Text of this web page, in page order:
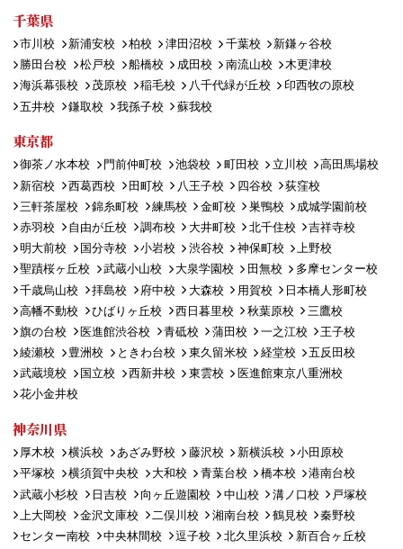
千葉県
市川校 新浦安校 柏校 津田沼校 千葉校
新鎌ヶ谷校
勝田台校
松戸校 船橋校 成田校 南流山校
木更津校
海浜幕張校
茂原校 稲毛校 八千代緑が丘校
印西牧の原校
五井校
鎌取校 我孫子校 蘇我校
東京都
御茶ノ水本校 門前仲町校 池袋校 町田校 立川校
高田馬場校
新宿校
西葛西校 田町校 八王子校 四谷校
荻窪校
三軒茶屋校
錦糸町校 練馬校 金町校 巣鴨校
成城学園前校
赤羽校
自由が丘校 調布校 大井町校 北千住校
吉祥寺校
明大前校
国分寺校 小岩校 渋谷校 神保町校
上野校
聖蹟桜ヶ丘校
武蔵小山校 大泉学園校 田無校
多摩センター校
千歳烏山校
拝島校 府中校 大森校 用賀校
日本橋人形町校
高幡不動校
ひばりヶ丘校 西日暮里校 秋葉原校
三鷹校
旗の台校
医進館渋谷校 青砥校 蒲田校 一之江校
王子校
綾瀬校
豊洲校 ときわ台校 東久留米校 経堂校
五反田校
武蔵境校
国立校 西新井校 東雲校
医進館東京八重洲校
花小金井校
神奈川県
厚木校 横浜校 あざみ野校 藤沢校 新横浜校
小田原校
平塚校
横須賀中央校 大和校 青葉台校 橋本校
港南台校
武蔵小杉校
日吉校 向ヶ丘遊園校 中山校 溝ノ口校
戸塚校
上大岡校
金沢文庫校 二俣川校 湘南台校 鶴見校
秦野校
センター南校
中央林間校 逗子校 北久里浜校
新百合ヶ丘校